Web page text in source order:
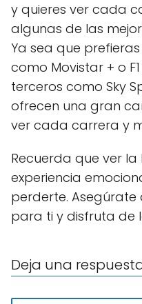
y quieres ver cada
algunas de las
Ya sea que
como Movistar + o
terceros como Sky
ofrecen una gran
ver cada carrera y
Recuerda que ver la
experiencia
perderte. Asegúrate
para ti y disfruta de
Deja una